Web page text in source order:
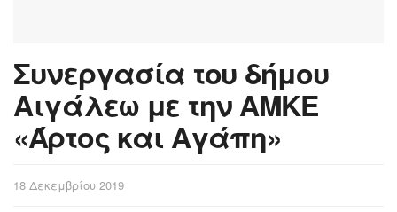
Συνεργασία του δήμου
Αιγάλεω με την ΑΜΚΕ
«Άρτος και Αγάπη»
18 Δεκεμβρίου 2019